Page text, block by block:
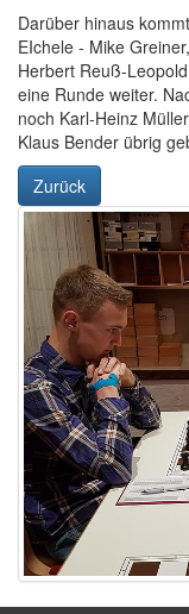
Darüber hinaus
EIchele - Mike
Herbert Reuß-
eine Runde weiter.
noch Karl-Heinz
Klaus Bender übrig
Zurück